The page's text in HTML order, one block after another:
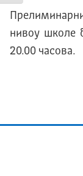
нивоу школе
20.00 часова.